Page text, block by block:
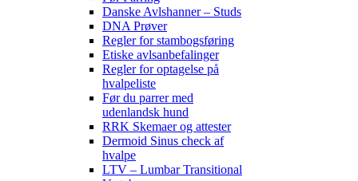
Danske Avlshanner – Studs
DNA Prøver
Regler for stambogsføring
Etiske avlsanbefalinger
Regler for optagelse på
hvalpeliste
Før du parrer med
udenlandsk hund
RRK Skemaer og attester
Dermoid Sinus check af
hvalpe
LTV – Lumbar Transitional